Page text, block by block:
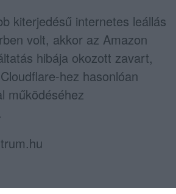
kiterjedésű internetes leállás
volt, akkor az Amazon
hibája okozott zavart,
hez hasonlóan
működéséhez